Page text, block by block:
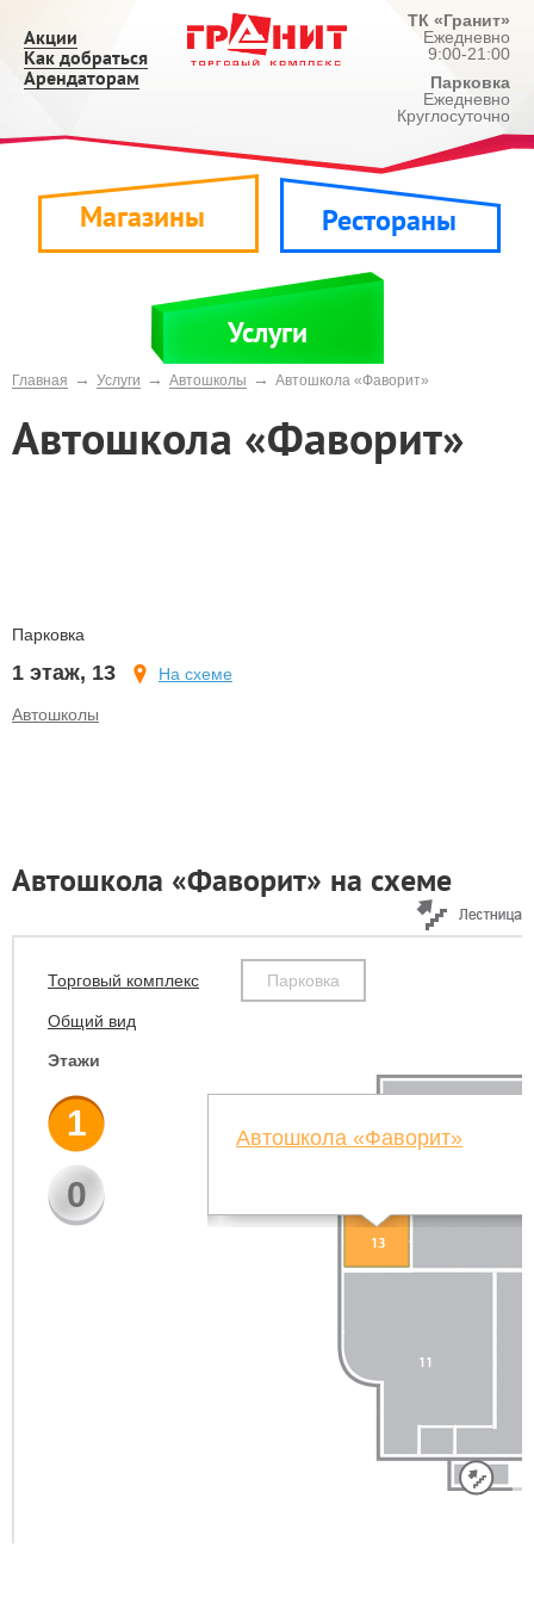
Акции
Как добраться
Арендаторам
ТК «Гранит»
Ежедневно
9:00-21:00
Парковка
Ежедневно
Круглосуточно
Магазины Рестораны
Услуги
Главная → Услуги → Автошколы → Автошкола «Фаворит»
Автошкола «Фаворит»
Парковка
1 этаж, 13 На схеме
Автошколы
Автошкола «Фаворит» на схеме
Торговый комплекс Парковка
Общий вид
Этажи
1
0
Автошкола «Фаворит»